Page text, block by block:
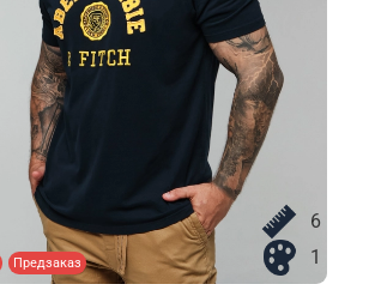
Предзаказ
6
1